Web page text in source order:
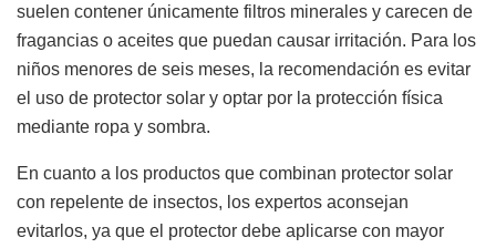
suelen contener únicamente filtros minerales y carecen de
fragancias o aceites que puedan causar irritación. Para los
niños menores de seis meses, la recomendación es evitar
el uso de protector solar y optar por la protección física
mediante ropa y sombra.
En cuanto a los productos que combinan protector solar
con repelente de insectos, los expertos aconsejan
evitarlos, ya que el protector debe aplicarse con mayor